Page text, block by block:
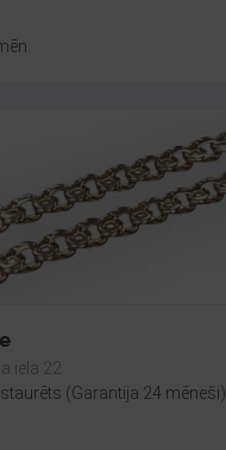
iela 22
(Garantija 24 mēneši)